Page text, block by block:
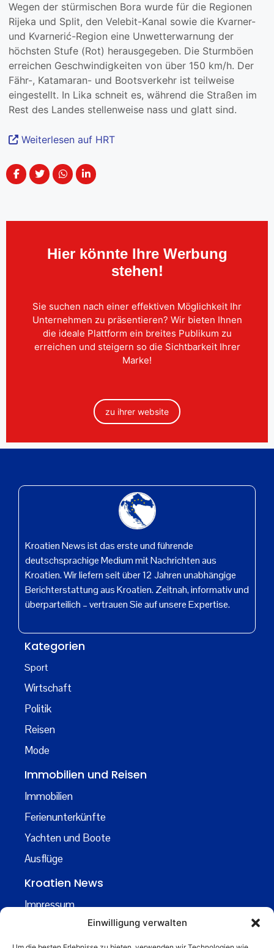
Einwilligung verwalten
Wegen der stürmischen Bora wurde für die Regionen
Rijeka und Split, den Velebit-Kanal sowie die Kvarner-
und Kvarnerić-Region eine Unwetterwarnung der
höchsten Stufe (Rot) herausgegeben. Die Sturmböen
erreichen Geschwindigkeiten von über 150 km/h. Der
Fähr-, Katamaran- und Bootsverkehr ist teilweise
eingestellt. In Lika schneit es, während die Straßen im
Rest des Landes stellenweise nass und glatt sind.
Weiterlesen auf HRT
Hier könnte Ihre Werbung
stehen!
Sie suchen nach einer effektiven Möglichkeit Ihr
Unternehmen zu präsentieren? Wir bieten Ihnen
die ideale Plattform ein breites Publikum zu
erreichen und steigern so die Sichtbarkeit Ihrer
Marke!
zu ihrer website
Kroatien News ist das erste und führende
deutschsprachige Medium mit Nachrichten aus
Kroatien. Wir liefern seit über 12 Jahren unabhängige
Berichterstattung aus Kroatien. Zeitnah, informativ und
überparteilich – vertrauen Sie auf unsere Expertise.
Kategorien
Sport
Wirtschaft
Politik
Reisen
Mode
Immobilien und Reisen
Immobilien
Ferienunterkünfte
Yachten und Boote
Ausflüge
Kroatien News
Impressum